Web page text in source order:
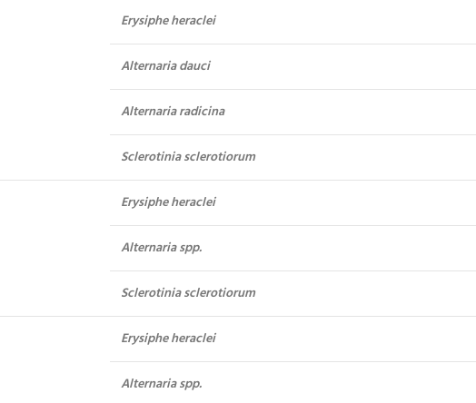
Erysiphe heraclei
Alternaria dauci
Alternaria radicina
Sclerotinia sclerotiorum
Erysiphe heraclei
Alternaria spp.
Sclerotinia sclerotiorum
Erysiphe heraclei
Alternaria spp.